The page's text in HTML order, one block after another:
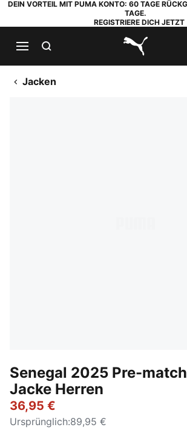
DEIN VORTEIL MIT PUMA KONTO: 60 TAGE
TAGE.
REGISTRIERE DICH JETZT
PUMA.com
Jacken
Senegal 2025 Pre-
Jacke Herren
36,95 €
Ursprünglich:89,95 €